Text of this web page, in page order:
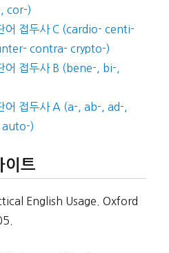
cor-)
어 접두사 C (cardio- centi-
contra- crypto-)
어 접두사 B (bene-, bi-,
어 접두사 A (a-, ab-, ad-,
)
이트
English Usage. Oxford